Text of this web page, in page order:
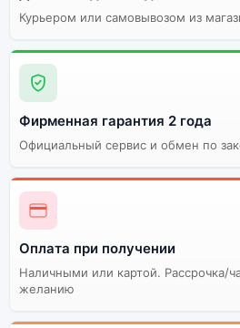
Курьером или самовывозом из
Фирменная гарантия 2 года
Официальный сервис и обмен по
Оплата при получении
Наличными или картой. Рассрочка/
желанию